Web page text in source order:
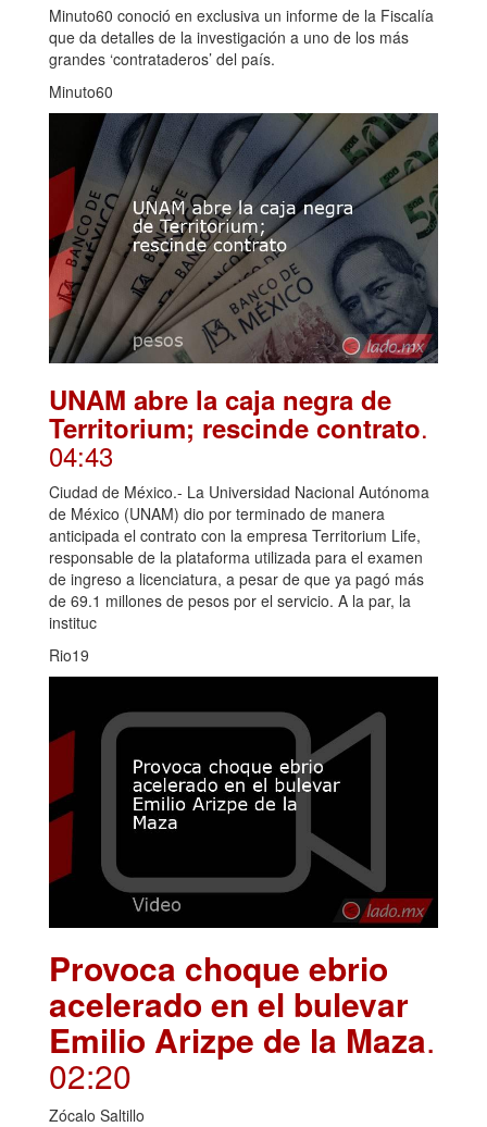
Minuto60 conoció en exclusiva un informe de la Fiscalía
que da detalles de la investigación a uno de los más
grandes ‘contrataderos’ del país.
Minuto60
UNAM abre la caja negra de
Territorium; rescinde contrato.
04:43
Ciudad de México.- La Universidad Nacional Autónoma
de México (UNAM) dio por terminado de manera
anticipada el contrato con la empresa Territorium Life,
responsable de la plataforma utilizada para el examen
de ingreso a licenciatura, a pesar de que ya pagó más
de 69.1 millones de pesos por el servicio. A la par, la
instituc
Rio19
Provoca choque ebrio
acelerado en el bulevar
Emilio Arizpe de la Maza.
02:20
Zócalo Saltillo